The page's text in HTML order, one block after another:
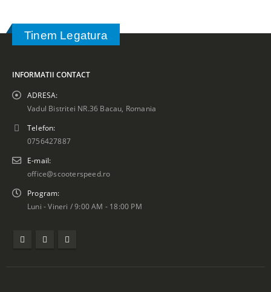
Tinem Legatura
INFORMATII CONTACT
ADRESA:
Vadul Bistritei NR.36 Bacau, Romania
Telefon:
0756427887
E-mail:
office@scooterspeed.ro
Program:
Luni - Vineri / 9:00 AM - 18:00 PM